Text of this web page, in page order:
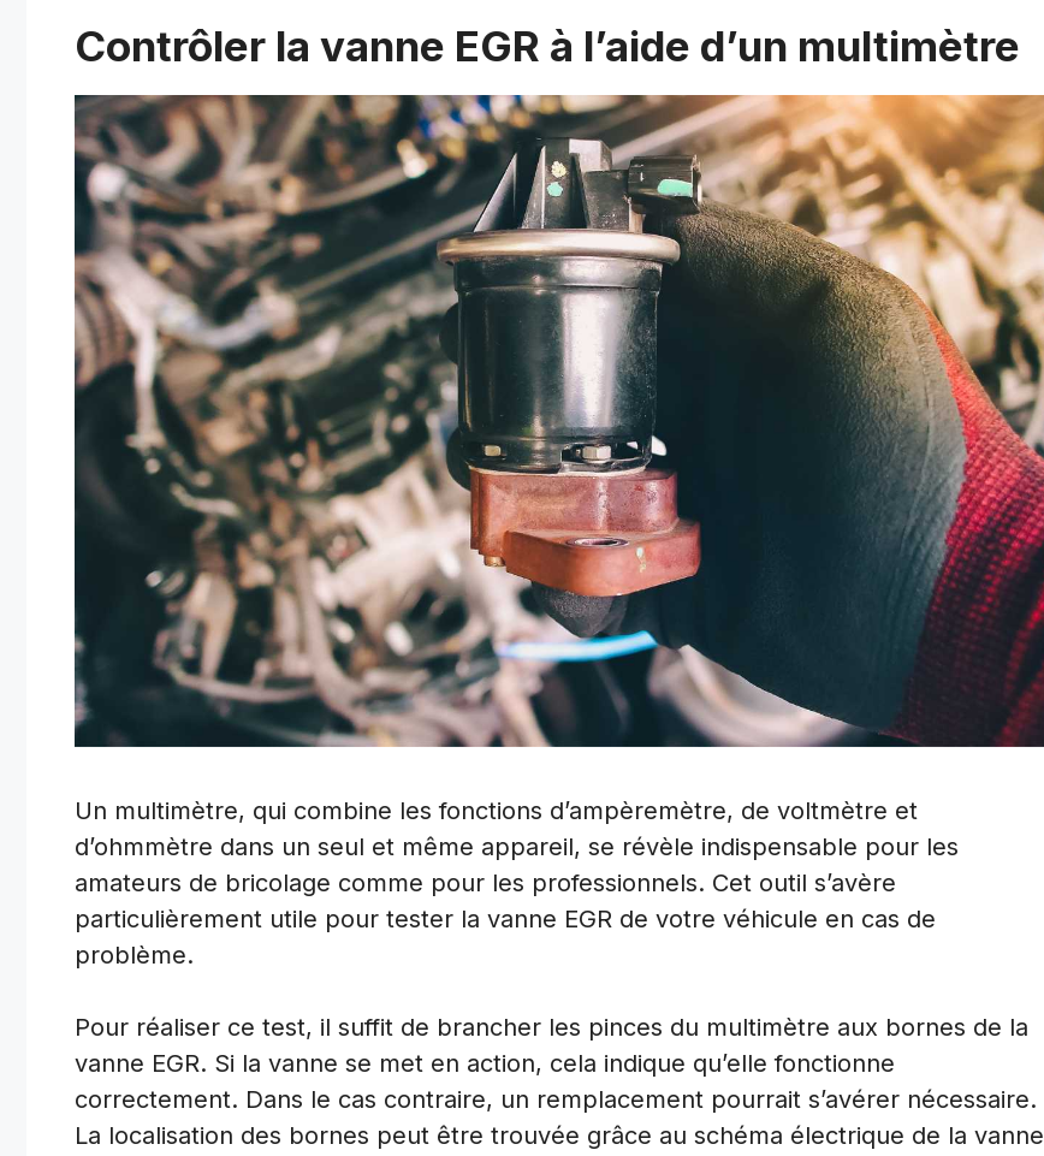
Contrôler la vanne EGR à l’aide d’un multimètre
Un multimètre, qui combine les fonctions d’ampèremètre, de voltmètre et
d’ohmmètre dans un seul et même appareil, se révèle indispensable pour les
amateurs de bricolage comme pour les professionnels. Cet outil s’avère
particulièrement utile pour tester la vanne EGR de votre véhicule en cas de
problème.
Pour réaliser ce test, il suffit de brancher les pinces du multimètre aux bornes de la
vanne EGR. Si la vanne se met en action, cela indique qu’elle fonctionne
correctement. Dans le cas contraire, un remplacement pourrait s’avérer nécessaire.
La localisation des bornes peut être trouvée grâce au schéma électrique de la vanne